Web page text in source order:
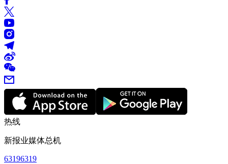
热线
新报业媒体总机
63196319